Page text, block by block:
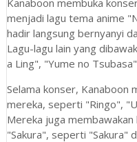
menjadi lagu tema anime
hadir langsung bernyanyi
Lagu-lagu lain yang
a Ling", "Yume no
Selama konser, Kanaboon
mereka, seperti "Ringo",
Mereka juga
"Sakura", seperti "Sakura"